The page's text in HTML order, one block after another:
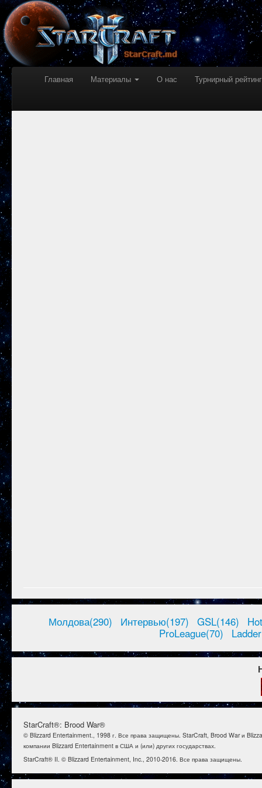
Главная Материалы О нас Турнирный рейтинг
Молдова(290) Интервью(197) GSL(146)
ProLeague(70)
StarCraft®: Brood War®
© Blizzard Entertainment., 1998 г. Все права защищены. StarCraft, Brood War и
компании Blizzard Entertainment в США и (или) других государствах.
StarCraft® II. © Blizzard Entertainment, Inc., 2010-2016. Все права защищены.